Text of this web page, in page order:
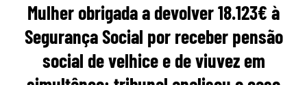
Mulher obrigada a devolver 18.123€ à
Segurança Social por receber pensão
social de velhice e de viuvez em